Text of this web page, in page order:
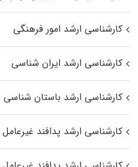
کارشناسی ارشد امور فرهنگی
کارشناسی ارشد ایران شناسی
کارشناسی ارشد باستان شناسی
کارشناسی ارشد پدافند غیرعامل